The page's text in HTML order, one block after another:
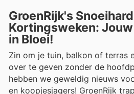
GroenRijk's
Kortingsweken:
in Bloei!
Zin om je tuin, balkon of terras
over te geven zonder de
hebben we geweldig nieuws
en koopjesjagers! GroenRijk